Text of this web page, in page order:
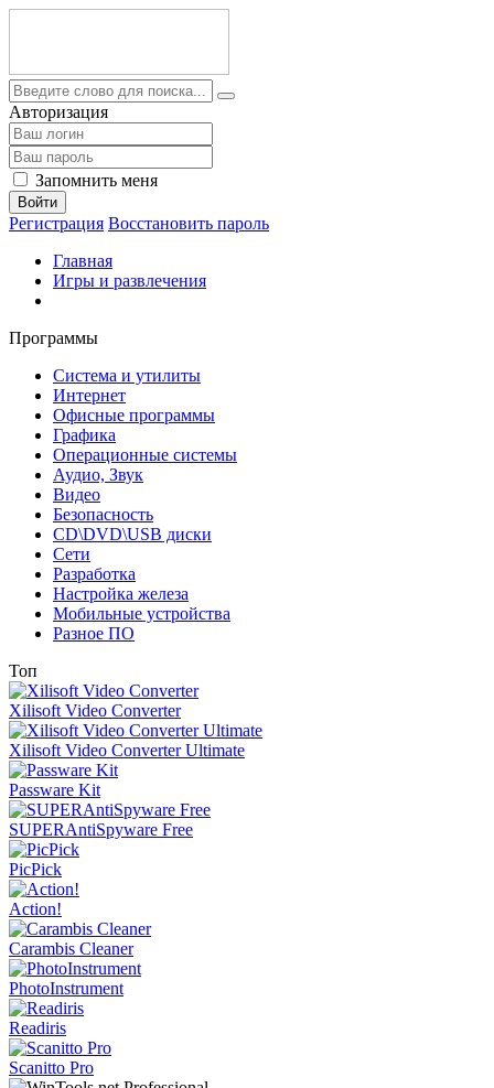
Авторизация
Запомнить меня
Войти
Регистрация Восстановить пароль
Главная
Игры и развлечения
Программы
Система и утилиты
Интернет
Офисные программы
Графика
Операционные системы
Аудио, Звук
Видео
Безопасность
CD\DVD\USB диски
Сети
Разработка
Настройка железа
Мобильные устройства
Разное ПО
Топ
Xilisoft Video Converter
Xilisoft Video Converter Ultimate
Passware Kit
SUPERAntiSpyware Free
PicPick
Action!
Carambis Cleaner
PhotoInstrument
Readiris
Scanitto Pro